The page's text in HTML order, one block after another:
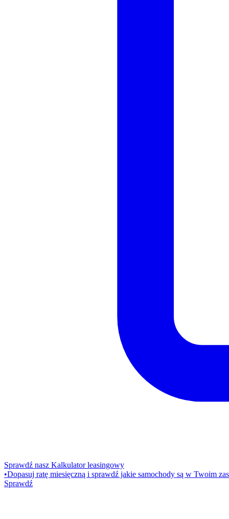
Sprawdź nasz Kalkulator leasingowy
•Dopasuj ratę miesięczną i sprawdź jakie samochody są w Twoim
Sprawdź